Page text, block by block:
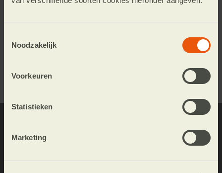
Noodzakelijk
Voorkeuren
Statistieken
Marketing
Persberichten
Vacatures